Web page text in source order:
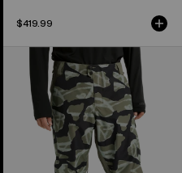
$419.99
Pantalon
2 couches
Reserve